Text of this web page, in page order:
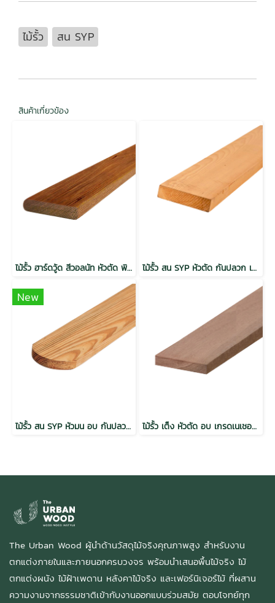
ไม้รั้ว สน SYP
สินค้าเกี่ยวข้อง
ไม้รั้ว ฮาร์ดวู้ด สีวอลนัท หัวตัด พิมพ์ลาย กันปลวก ไม้รั้ว สน SYP หัวตัด กันปลวก เกรดเนเชอรัล
New
ไม้รั้ว สน SYP หัวมน อบ กันปลวก เกรดพรีเมี่ยม ไม้รั้ว เต็ง หัวตัด อบ เกรดเนเชอรัล 1x4x1.0 (18mm.x85mm.) PACK 10
The Urban Wood ผู้นำด้านวัสดุไม้จริงคุณภาพสูง สำหรับงาน
ตกแต่งภายในและภายนอกครบวงจร พร้อมนำเสนอพื้นไม้จริง ไม้
ตกแต่งผนัง ไม้ฝ้าเพดาน หลังคาไม้จริง และเฟอร์นิเจอร์ไม้ ที่ผสาน
ความงามจากธรรมชาติเข้ากับงานออกแบบร่วมสมัย ตอบโจทย์ทุก